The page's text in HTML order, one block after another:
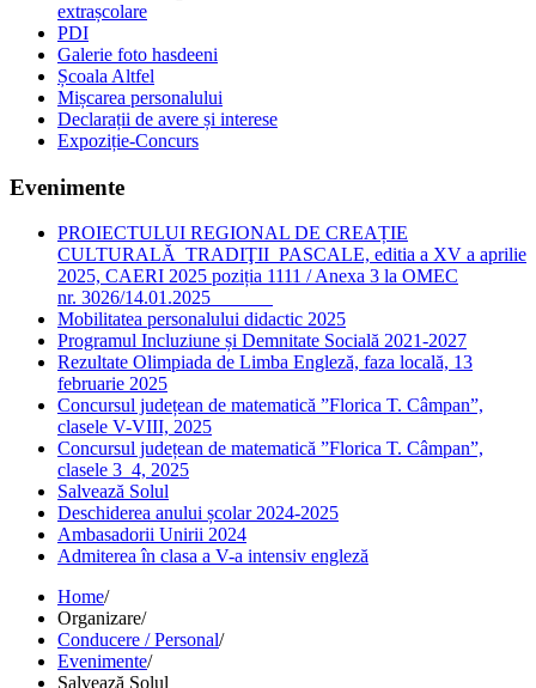
extrașcolare
PDI
Galerie foto hasdeeni
Școala Altfel
Mișcarea personalului
Declarații de avere și interese
Expoziție-Concurs
Evenimente
PROIECTULUI REGIONAL DE CREAȚIE
CULTURALĂ TRADIŢII PASCALE, editia a XV a aprilie
2025, CAERI 2025 poziția 1111 / Anexa 3 la OMEC
nr. 3026/14.01.2025
Mobilitatea personalului didactic 2025
Programul Incluziune și Demnitate Socială 2021-2027
Rezultate Olimpiada de Limba Engleză, faza locală, 13
februarie 2025
Concursul județean de matematică ”Florica T. Câmpan”,
clasele V-VIII, 2025
Concursul județean de matematică ”Florica T. Câmpan”,
clasele 3_4, 2025
Salvează Solul
Deschiderea anului școlar 2024-2025
Ambasadorii Unirii 2024
Admiterea în clasa a V-a intensiv engleză
Home/
Organizare/
Conducere / Personal/
Evenimente/
Salvează Solul